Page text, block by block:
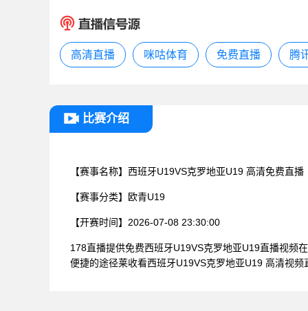
高清直播 咪咕体育 免费直播 腾
比赛介绍
【赛事名称】 西班牙U19VS克罗地亚U19 高清免费直播
【赛事分类】 欧青U19
【开赛时间】 2026-07-08 23:30:00
178直播提供免费西班牙U19VS克罗地亚U19直播视频
便捷的途径莱收看西班牙U19VS克罗地亚U19 高清视